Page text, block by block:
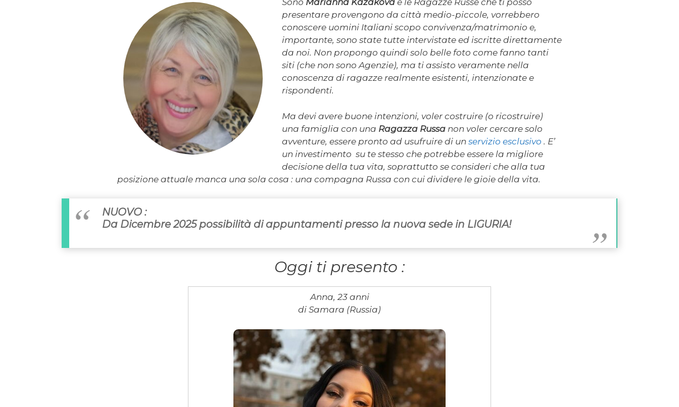
Sono Marianna Kazakovae le Ragazze Russe che ti posso
presentare provengono da città medio-piccole, vorrebbero
conoscere uomini Italiani scopo convivenza/matrimonio e,
importante, sono state tutte intervistate ed iscritte direttamente
da noi. Non propongo quindi solo belle foto come fanno tanti
siti (che non sono Agenzie), ma ti assisto veramente nella
conoscenza di ragazze realmente esistenti, intenzionate e
rispondenti.
Ma devi avere buone intenzioni, voler costruire (o ricostruire)
una famiglia con una Ragazza Russanon voler cercare solo
avventure, essere pronto ad usufruire di un servizio esclusivo . E’
un investimento su te stesso che potrebbe essere la migliore
decisione della tua vita, soprattutto se consideri che alla tua
posizione attuale manca una sola cosa : una compagna Russa con cui dividere le gioie della vita.
NUOVO :
Da Dicembre 2025 possibilità di appuntamenti presso la nuova sede in LIGURIA!
Oggi ti presento :
Anna, 23 anni
di Samara (Russia)